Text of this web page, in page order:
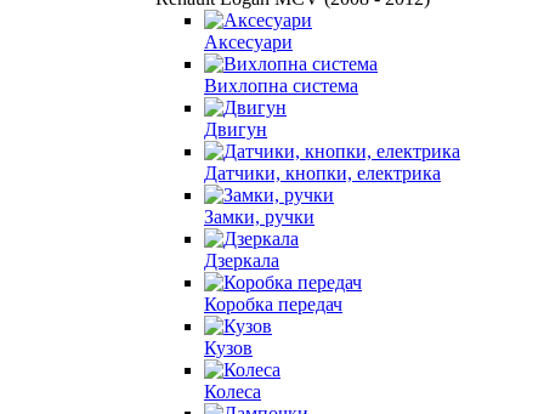
Аксесуари
Вихлопна система
Двигун
Датчики, кнопки, електрика
Замки, ручки
Дзеркала
Коробка передач
Кузов
Колеса